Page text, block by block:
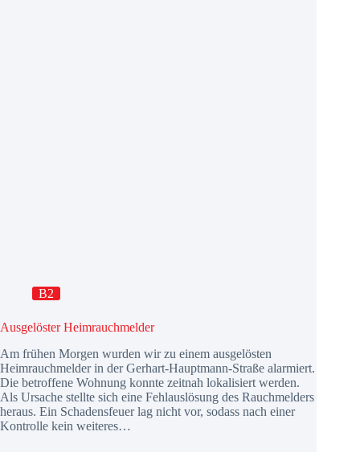
B2
Ausgelöster Heimrauchmelder
Am frühen Morgen wurden wir zu einem ausgelösten
Heimrauchmelder in der Gerhart-Hauptmann-Straße alarmiert.
Die betroffene Wohnung konnte zeitnah lokalisiert werden.
Als Ursache stellte sich eine Fehlauslösung des Rauchmelders
heraus. Ein Schadensfeuer lag nicht vor, sodass nach einer
Kontrolle kein weiteres…